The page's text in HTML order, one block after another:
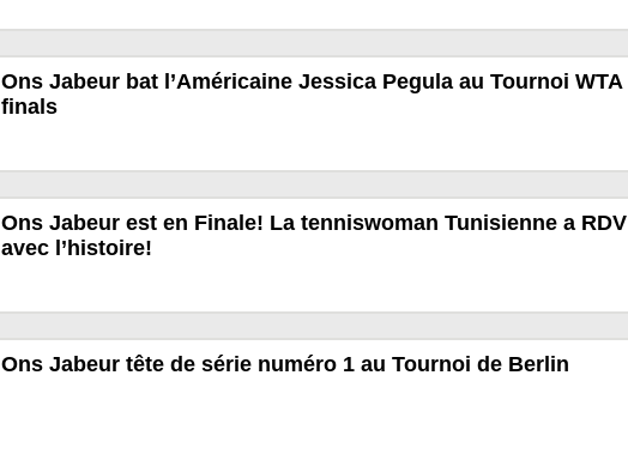
Ons Jabeur bat l’Américaine Jessica Pegula au Tournoi WTA
finals
Ons Jabeur est en Finale! La tenniswoman Tunisienne a RDV
avec l’histoire!
Ons Jabeur tête de série numéro 1 au Tournoi de Berlin